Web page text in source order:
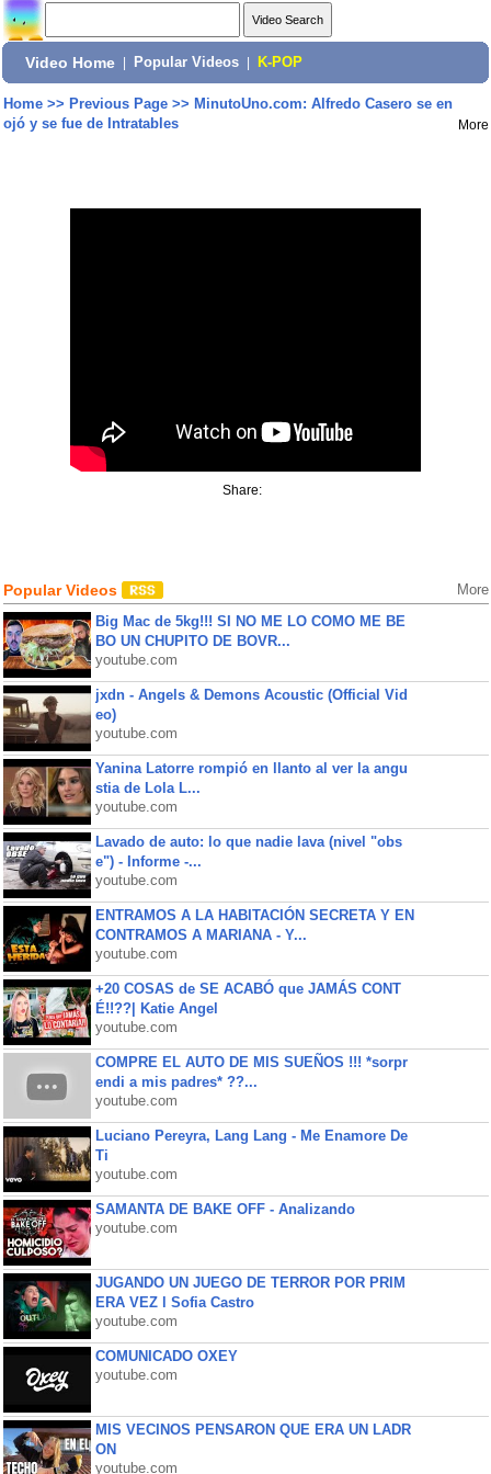
Video Home Popular Videos K-POP
Home>> Previous Page>> MinutoUno.com: Alfredo Casero se en
ojó y se fue de Intratables
More
Share:
Popular Videos More
Big Mac de 5kg!!! SI NO ME LO COMO ME BE
BO UN CHUPITO DE BOVR...
youtube.com
jxdn - Angels & Demons Acoustic (Official Vid
eo)
youtube.com
Yanina Latorre rompió en llanto al ver la angu
stia de Lola L...
youtube.com
Lavado de auto: lo que nadie lava (nivel "obs
e") - Informe -...
youtube.com
ENTRAMOS A LA HABITACIÓN SECRETA Y EN
CONTRAMOS A MARIANA - Y...
youtube.com
+20 COSAS de SE ACABÓ que JAMÁS CONT
É!!??| Katie Angel
youtube.com
COMPRE EL AUTO DE MIS SUEÑOS !!! *sorpr
endi a mis padres* ??...
youtube.com
Luciano Pereyra, Lang Lang - Me Enamore De
Ti
youtube.com
SAMANTA DE BAKE OFF - Analizando
youtube.com
JUGANDO UN JUEGO DE TERROR POR PRIM
ERA VEZ l Sofia Castro
youtube.com
COMUNICADO OXEY
youtube.com
MIS VECINOS PENSARON QUE ERA UN LADR
ON
youtube.com